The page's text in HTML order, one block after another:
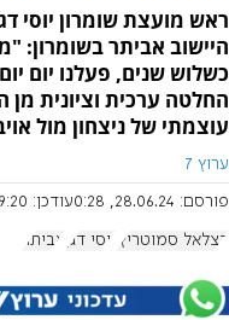
ראש מועצת שומרון יוסי
היישוב אביתר בשומרון:
כשלוש שנים, פעלנו יום
החלטה ערכית וציונית
עוצמתי של ניצחון מול
ערוץ 7
פורסם: 28.06.24, 0:28 עודכן: 9:20
בצלאל סמוטריץ' יוסי דגן אביתר